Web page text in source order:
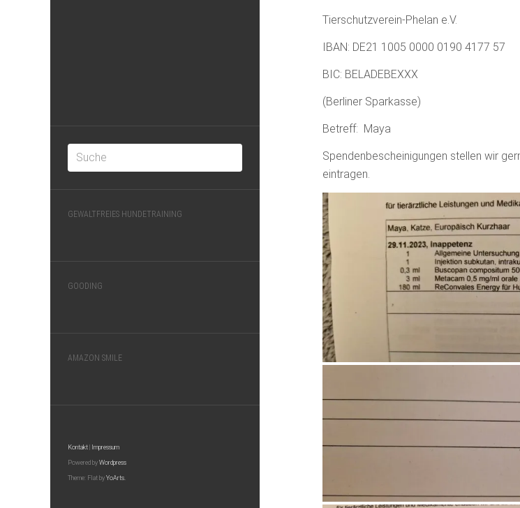
GEWALTFREIES HUNDETRAINING
GOODING
AMAZON SMILE
Kontakt Impressum
Powered by Wordpress
Theme: Flat by YoArts.
Tierschutzverein­-Phelan e.V.
IBAN: DE21 1005 0000 0190 4177 57
BIC: BELADEBEXXX
(Berliner Sparkasse)
Betreff: Maya
Spendenbescheinigungen stellen wir
eintragen.